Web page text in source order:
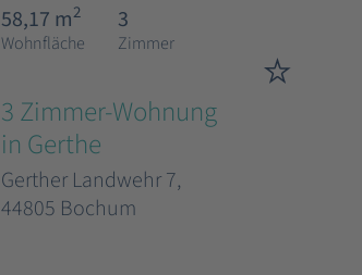
58,17 m2
Wohnfläche
3
Zimmer
3 Zimmer-Wohnung
in Gerthe
Gerther Landwehr 7,
44805 Bochum